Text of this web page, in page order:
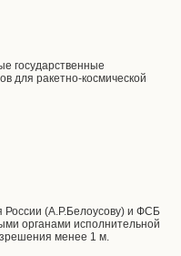
государственные
для ракетно-космической
(А.Р.Белоусову) и ФСБ
органами исполнительной
менее 1 м.